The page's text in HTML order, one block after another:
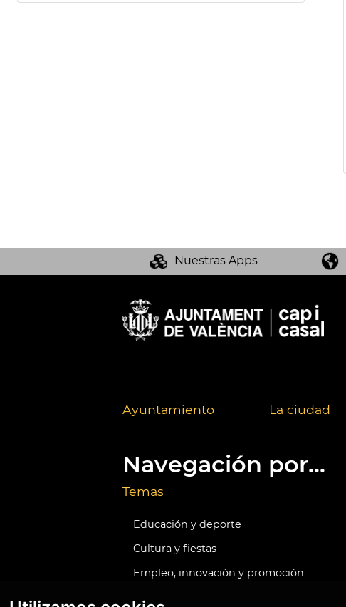
Nuestras Apps
Ayuntamiento La ciudad
Navegación por...
Temas
Educación y deporte
Cultura y fiestas
Empleo, innovación y promoción